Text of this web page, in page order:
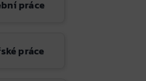
práce
práce